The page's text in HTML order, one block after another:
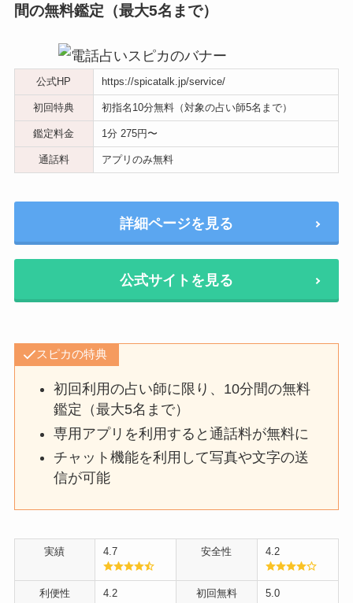
間の無料鑑定（最大5名まで）
公式HP https://spicatalk.jp/service/
初回特典 初指名10分無料（対象の占い師5名まで）
鑑定料金 1分 275円〜
通話料 アプリのみ無料
詳細ページを見る
公式サイトを見る
スピカの特典
初回利用の占い師に限り、10分間の無料
鑑定（最大5名まで）
専用アプリを利用すると通話料が無料に
チャット機能を利用して写真や文字の送
信が可能
実績 4.7 安全性 4.2
利便性 4.2 初回無料 5.0